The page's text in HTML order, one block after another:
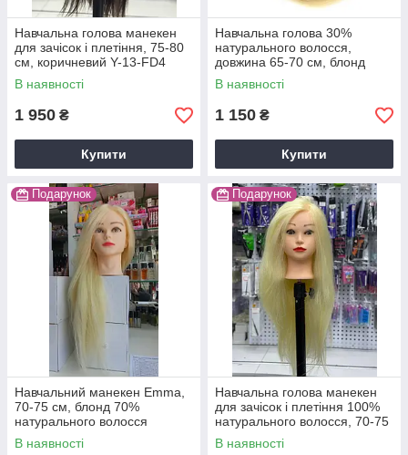
Навчальна голова манекен
для зачісок і плетіння, 75-80
см, коричневий Y-13-FD4
В наявності
1 950 ₴
Купити
Навчальна голова 30%
натурального волосся,
довжина 65-70 см, блонд
В наявності
1 150 ₴
Купити
Подарунок
Навчальний манекен Emma,
70-75 см, блонд 70%
натурального волосся
В наявності
Подарунок
Навчальна голова манекен
для зачісок і плетіння 100%
натурального волосся, 70-75
см, блонд Y-13-Q19
В наявності